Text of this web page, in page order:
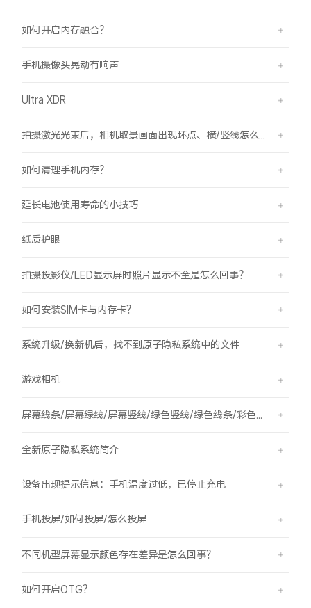
如何开启内存融合？
手机摄像头晃动有响声
Ultra XDR
如何清理手机内存？
延长电池使用寿命的小技巧
纸质护眼
拍摄投影仪/LED显示屏时照片显示不全是怎么回事？
如何安装SIM卡与内存卡？
系统升级/换新机后，找不到原子隐私系统中的文件
游戏相机
全新原子隐私系统简介
设备出现提示信息：手机温度过低，已停止充电
手机投屏/如何投屏/怎么投屏
不同机型屏幕显示颜色存在差异是怎么回事？
如何开启OTG？